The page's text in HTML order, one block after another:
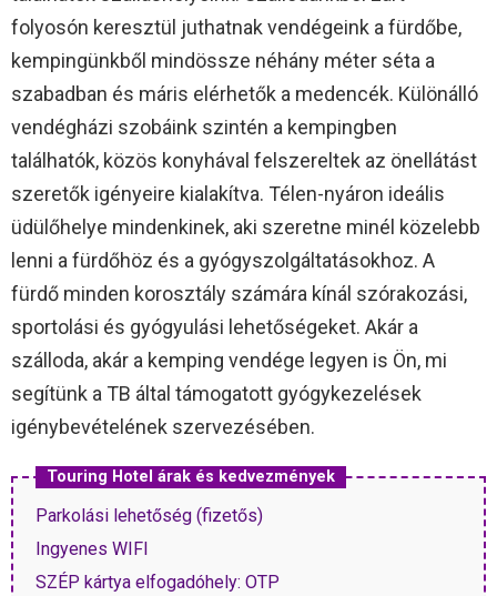
folyosón keresztül juthatnak vendégeink a fürdőbe,
kempingünkből mindössze néhány méter séta a
szabadban és máris elérhetők a medencék. Különálló
vendégházi szobáink szintén a kempingben
találhatók, közös konyhával felszereltek az önellátást
szeretők igényeire kialakítva. Télen-nyáron ideális
üdülőhelye mindenkinek, aki szeretne minél közelebb
lenni a fürdőhöz és a gyógyszolgáltatásokhoz. A
fürdő minden korosztály számára kínál szórakozási,
sportolási és gyógyulási lehetőségeket. Akár a
szálloda, akár a kemping vendége legyen is Ön, mi
segítünk a TB által támogatott gyógykezelések
igénybevételének szervezésében.
Touring Hotel árak és kedvezmények
Parkolási lehetőség (fizetős)
Ingyenes WIFI
SZÉP kártya elfogadóhely: OTP